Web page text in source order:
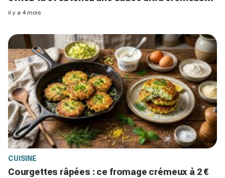
en 20 min
il y a 4 mois
CUISINE
Courgettes râpées : ce fromage crémeux à 2 €